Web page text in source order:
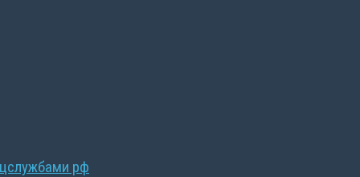
рф